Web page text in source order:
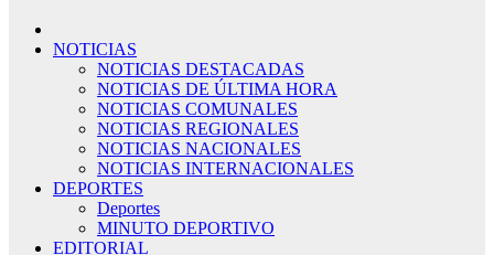
NOTICIAS
NOTICIAS DESTACADAS
NOTICIAS DE ÚLTIMA HORA
NOTICIAS COMUNALES
NOTICIAS REGIONALES
NOTICIAS NACIONALES
NOTICIAS INTERNACIONALES
DEPORTES
Deportes
MINUTO DEPORTIVO
EDITORIAL